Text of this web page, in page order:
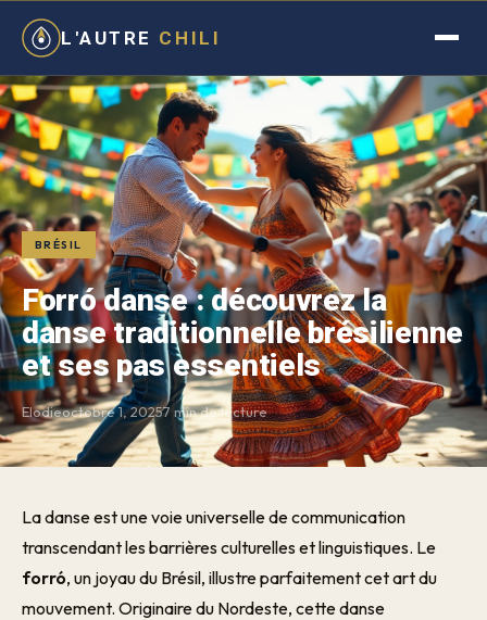
L'AUTRE CHILI
BRÉSIL
Forró danse : découvrez la
danse traditionnelle brésilienne
et ses pas essentiels
Elodieoctobre 1, 20257 min de lecture
La danse est une voie universelle de communication
transcendant les barrières culturelles et linguistiques. Le
forró, un joyau du Brésil, illustre parfaitement cet art du
mouvement. Originaire du Nordeste, cette danse